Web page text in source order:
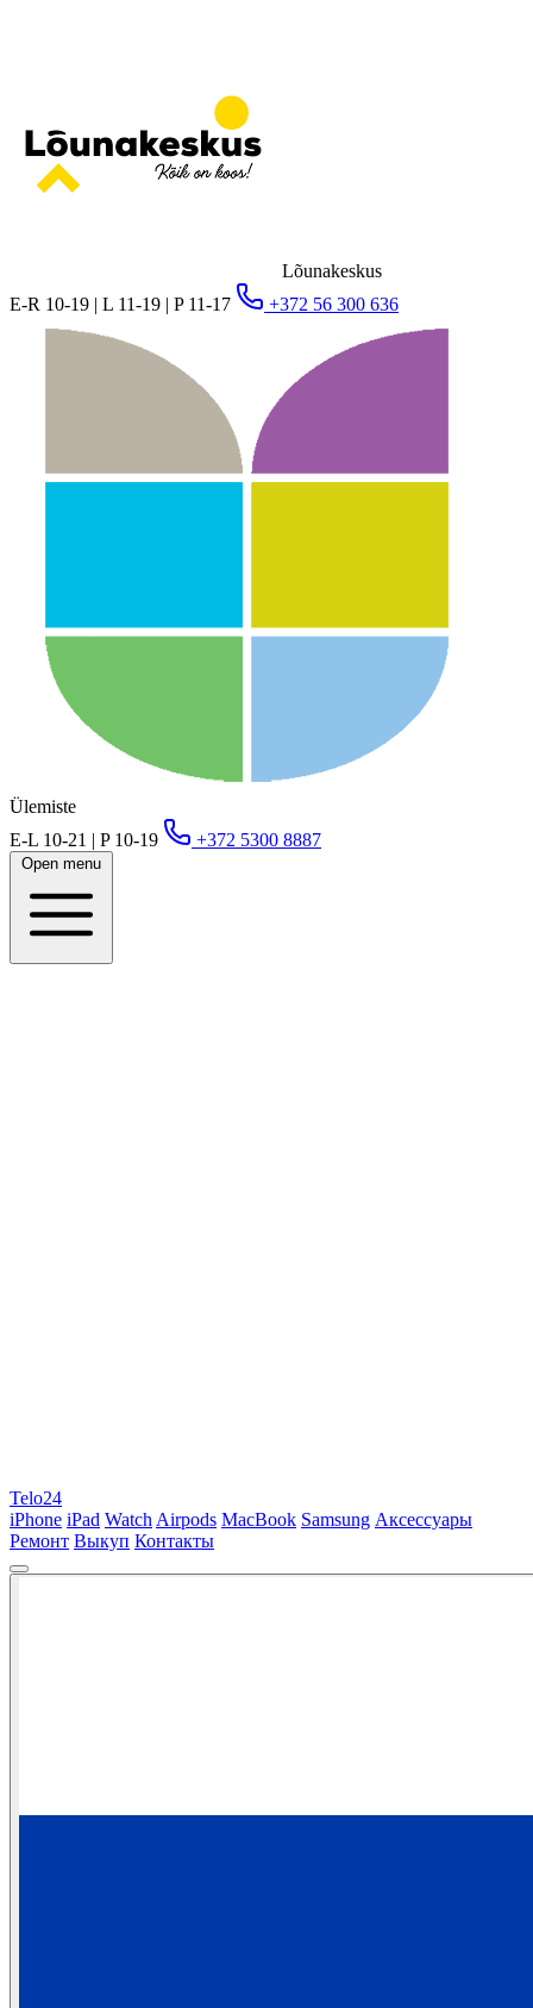
Lõunakeskus
E-R 10-19 | L 11-19 | P 11-17
+372 56 300 636
Ülemiste
E-L 10-21 | P 10-19
+372 5300 8887
Open menu
Telo24
iPhone iPad Watch Airpods MacBook Samsung Аксессуары
Ремонт Выкуп Контакты